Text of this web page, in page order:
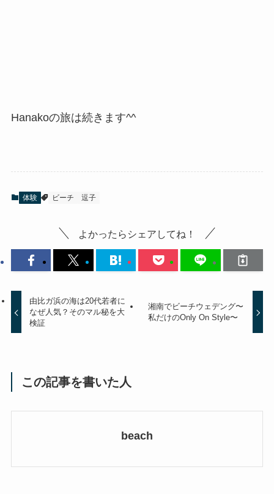
Hanakoの旅は続きます^^
体験 ビーチ 逗子
よかったらシェアしてね！
由比ガ浜の海は20代若者に
なぜ人気？そのマル秘を大
検証
湘南でビーチウェデング〜
私だけのOnly On Style〜
この記事を書いた人
beach